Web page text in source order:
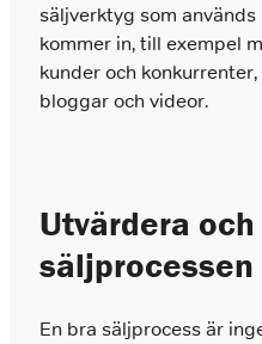
säljverktyg som
kommer in, till exempel
kunder och
bloggar och videor.
Utvärdera
säljprocessen
En bra säljprocess är